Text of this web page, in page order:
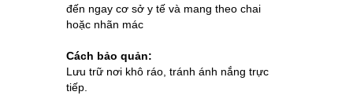
đến ngay cơ sở y tế và mang theo chai
hoặc nhãn mác
Cách bảo quản:
Lưu trữ nơi khô ráo, tránh ánh nắng trực
tiếp.